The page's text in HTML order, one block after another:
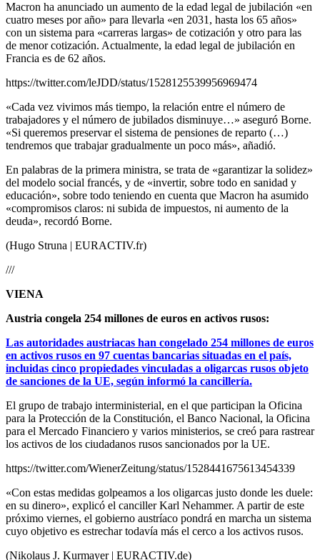
Macron ha anunciado un aumento de la edad legal de jubilación «en
cuatro meses por año» para llevarla «en 2031, hasta los 65 años»
con un sistema para «carreras largas» de cotización y otro para las
de menor cotización. Actualmente, la edad legal de jubilación en
Francia es de 62 años.
https://twitter.com/leJDD/status/1528125539956969474
«Cada vez vivimos más tiempo, la relación entre el número de
trabajadores y el número de jubilados disminuye…» aseguró Borne.
«Si queremos preservar el sistema de pensiones de reparto (…)
tendremos que trabajar gradualmente un poco más», añadió.
En palabras de la primera ministra, se trata de «garantizar la solidez»
del modelo social francés, y de «invertir, sobre todo en sanidad y
educación», sobre todo teniendo en cuenta que Macron ha asumido
«compromisos claros: ni subida de impuestos, ni aumento de la
deuda», recordó Borne.
(Hugo Struna | EURACTIV.fr)
///
VIENA
Austria congela 254 millones de euros en activos rusos:
Las autoridades austriacas han congelado 254 millones de euros
en activos rusos en 97 cuentas bancarias situadas en el país,
incluidas cinco propiedades vinculadas a oligarcas rusos objeto
de sanciones de la UE, según informó la cancillería.
El grupo de trabajo interministerial, en el que participan la Oficina
para la Protección de la Constitución, el Banco Nacional, la Oficina
para el Mercado Financiero y varios ministerios, se creó para rastrear
los activos de los ciudadanos rusos sancionados por la UE.
https://twitter.com/WienerZeitung/status/1528441675613454339
«Con estas medidas golpeamos a los oligarcas justo donde les duele:
en su dinero», explicó el canciller Karl Nehammer. A partir de este
próximo viernes, el gobierno austríaco pondrá en marcha un sistema
cuyo objetivo es estrechar todavía más el cerco a los activos rusos.
(Nikolaus J. Kurmayer | EURACTIV.de)